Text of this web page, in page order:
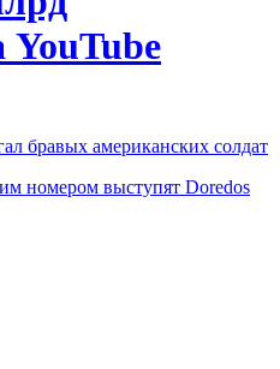
YouTube
бравых американских солдат
номером выступят Doredos